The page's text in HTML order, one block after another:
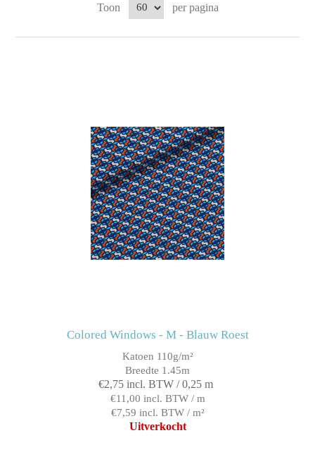
Toon per pagina
Colored Windows - M - Blauw Roest
Katoen 110g/m²
Breedte 1.45m
€2,75 incl. BTW / 0,25 m
€11,00 incl. BTW / m
€7,59 incl. BTW / m²
Uitverkocht